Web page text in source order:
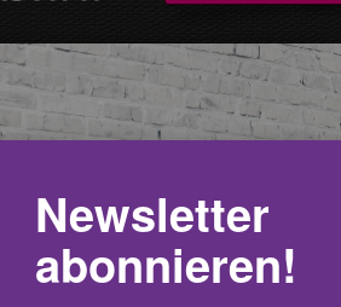
Newsletter
abonnieren!